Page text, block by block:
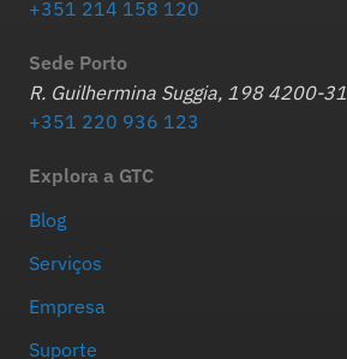
+351 214 158 120
Sede Porto
R. Guilhermina Suggia, 198 4200-
+351 220 936 123
Explora a GTC
Blog
Serviços
Empresa
Suporte